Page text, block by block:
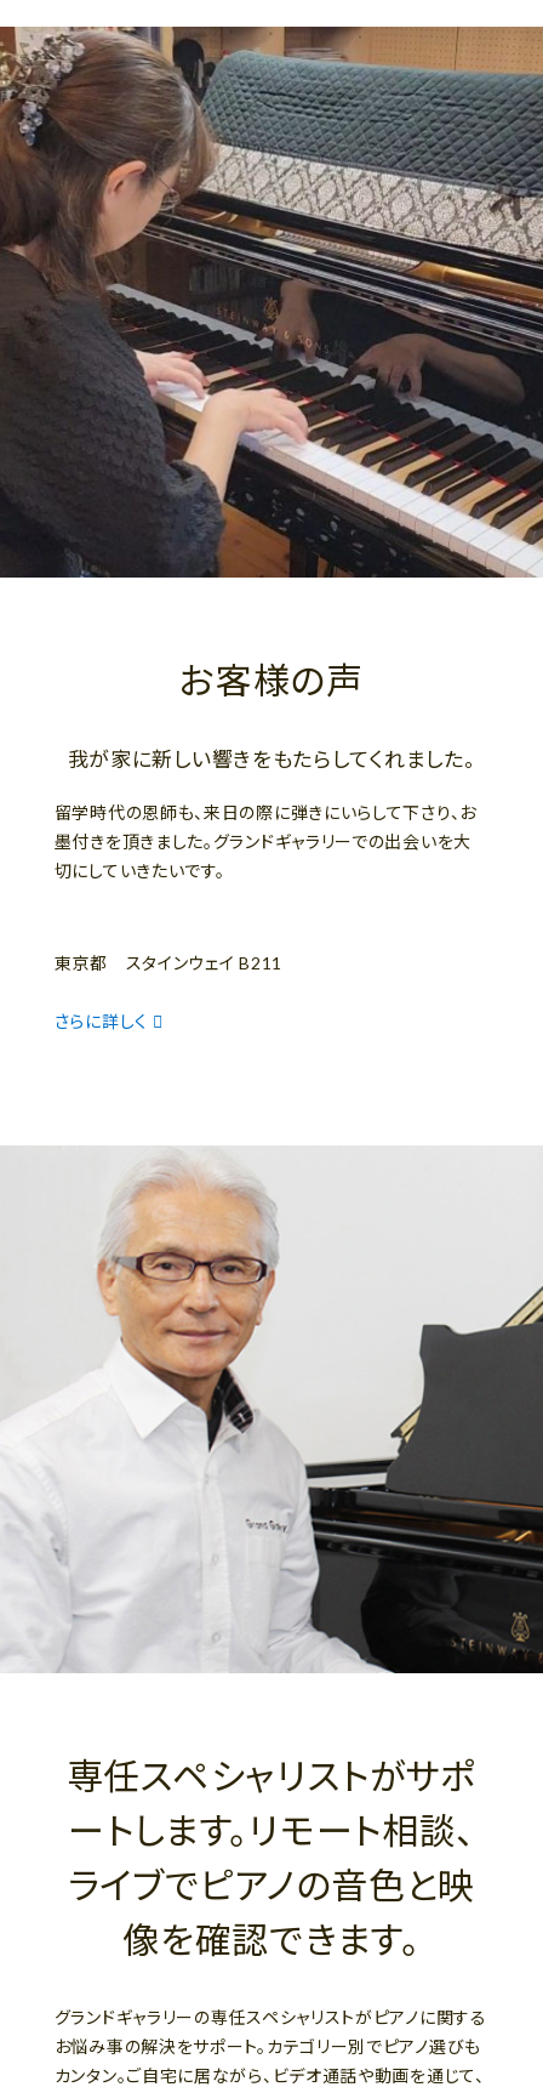
お客様の声
我が家に新しい響きをもたらしてくれました。
留学時代の恩師も、来日の際に弾きにいらして下さり、お
墨付きを頂きました。グランドギャラリーでの出会いを大
切にしていきたいです。
東京都 スタインウェイ B211
さらに詳しく
専任スペシャリストがサポ
ートします。リモート相談、
ライブでピアノの音色と映
像を確認できます。
グランドギャラリーの専任スペシャリストがピアノに関する
お悩み事の解決をサポート。カテゴリー別でピアノ選びも
カンタン。ご自宅に居ながら、ビデオ通話や動画を通じて、